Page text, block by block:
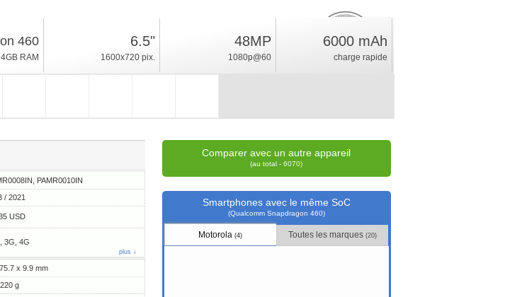
5.3%
position
460
4GB RAM
6.5"
1600x720 pix.
48MP
1080p@60
6000 mAh
charge rapide
PAMR0010IN
/ 2021
USD
3G, 4G
plus ↓
x 9.9 mm
220 g
Comparer avec un autre appareil
(au total - 6070)
Smartphones avec le même SoC
(Qualcomm Snapdragon 460)
Motorola(4) Toutes les marques (20)